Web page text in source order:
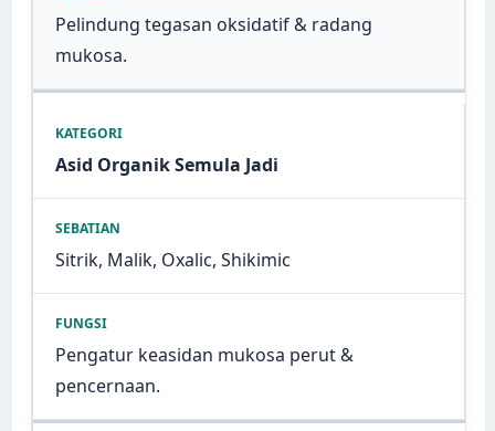
Pelindung tegasan oksidatif & radang
mukosa.
Asid Organik Semula Jadi
Sitrik, Malik, Oxalic, Shikimic
Pengatur keasidan mukosa perut &
pencernaan.